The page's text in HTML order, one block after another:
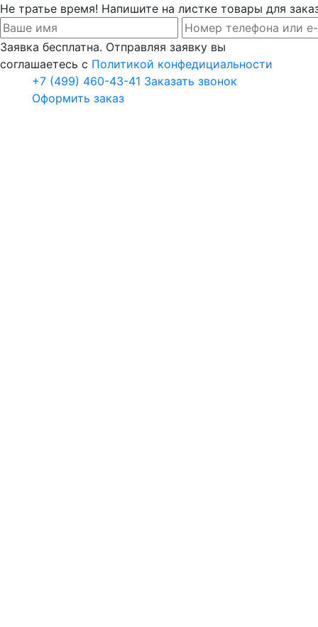
Не тратье время! Напишите на листке товары для
Заявка бесплатна. Отправляя заявку вы
соглашаетесь с Политикой конфедициальности
+7 (499) 460-43-41 Заказать звонок
Оформить заказ